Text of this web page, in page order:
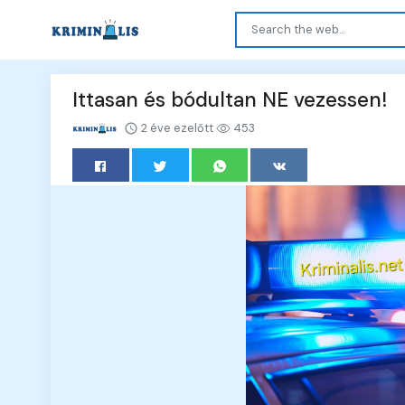
Ittasan és bódultan NE vezessen!
2 éve ezelőtt 453